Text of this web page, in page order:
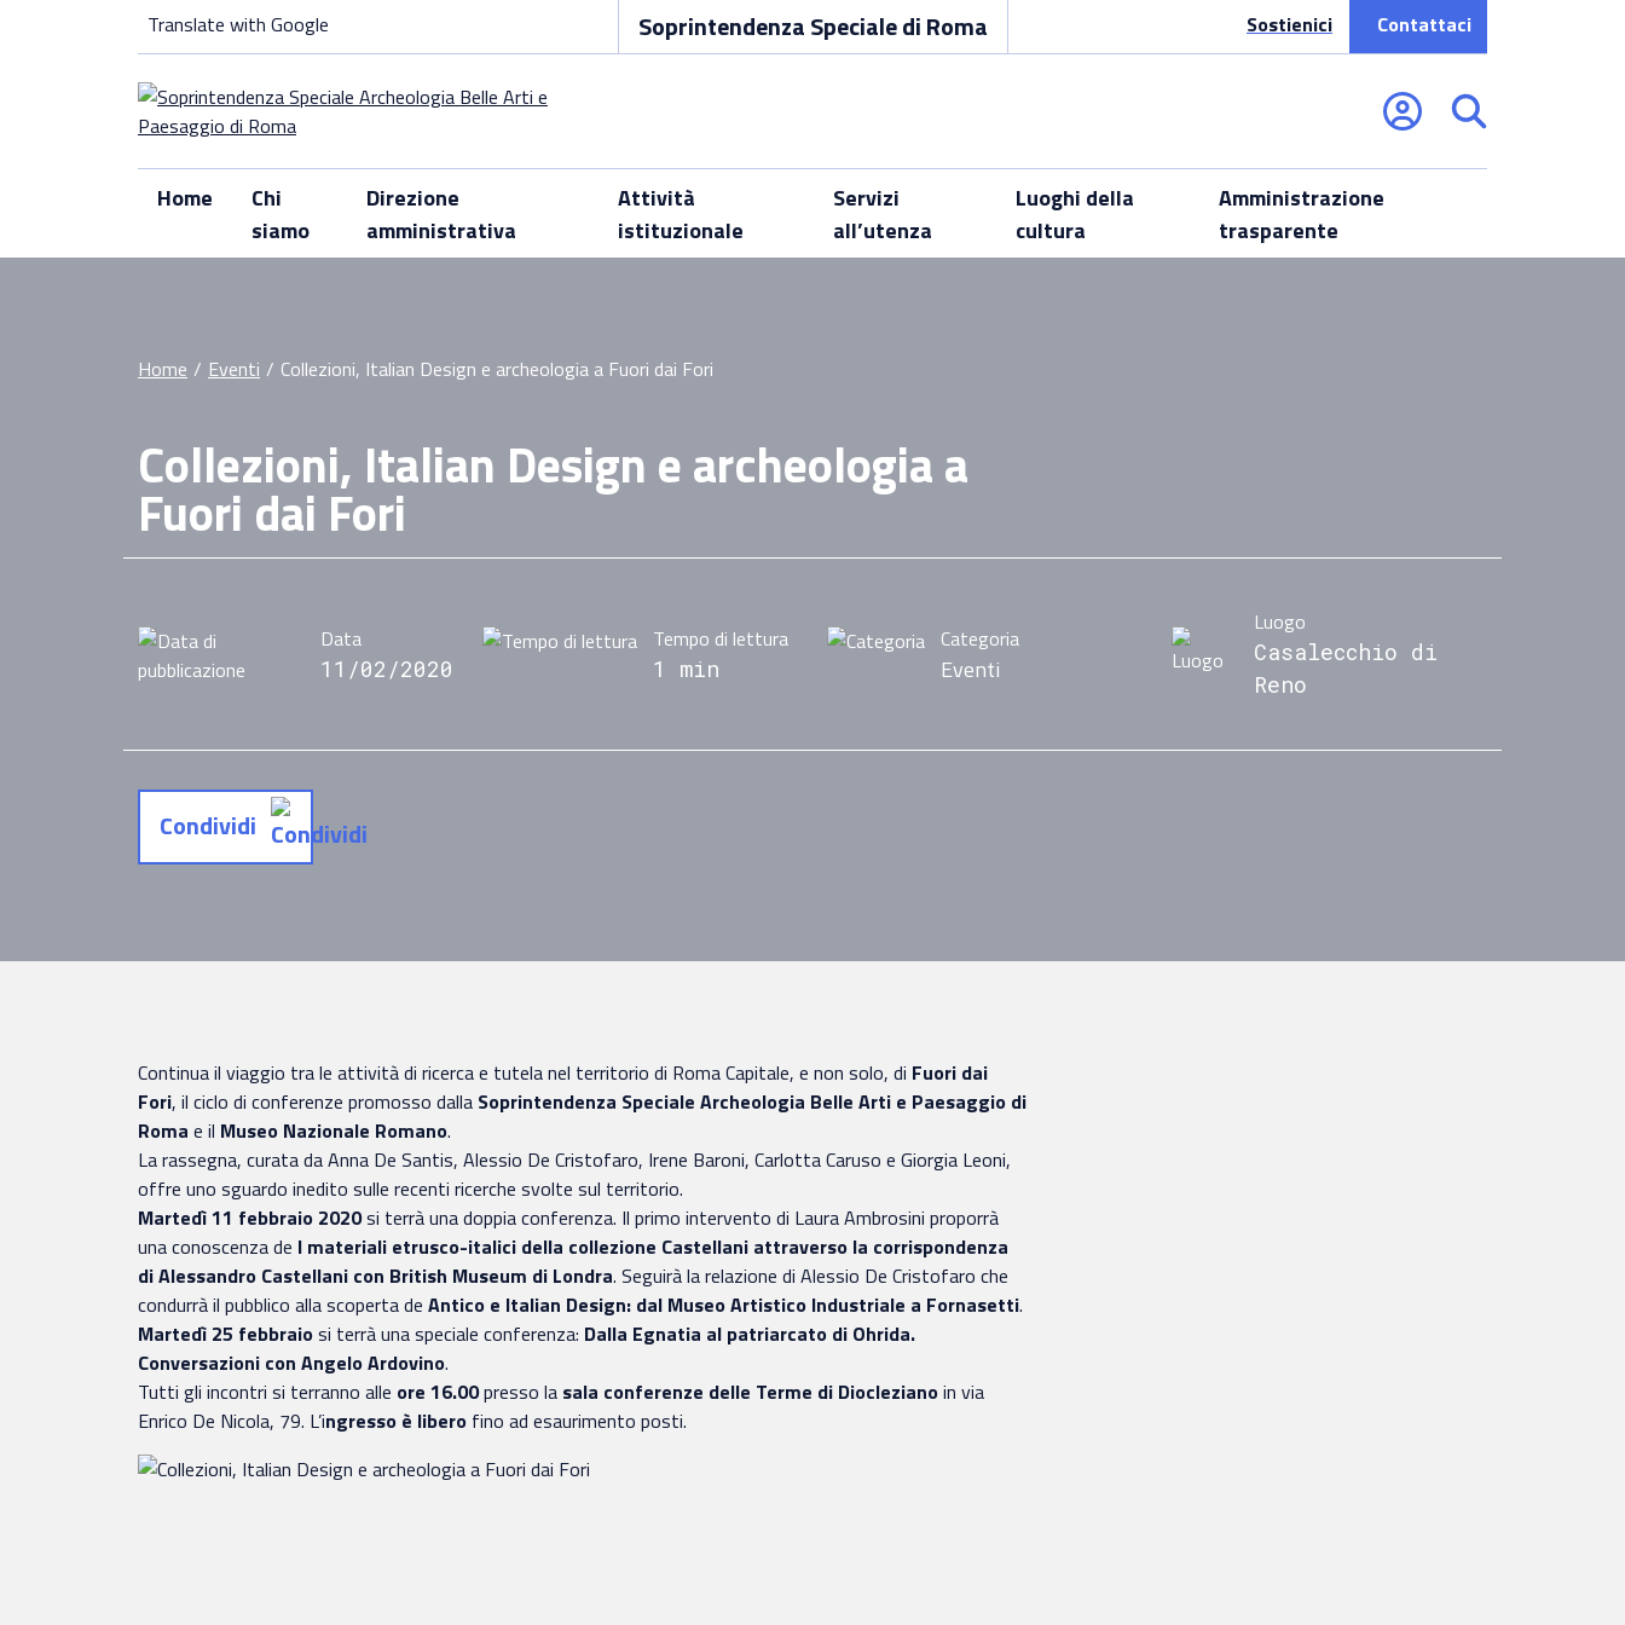
Translate with Google Soprintendenza Speciale di Roma Sostienici Contattaci
Home
Chi
siamo
Direzione
amministrativa
Attività
istituzionale
Servizi
all’utenza
Luoghi della
cultura
Amministrazione
trasparente
Home / Eventi / Collezioni, Italian Design e archeologia a Fuori dai Fori
Collezioni, Italian Design e archeologia a
Fuori dai Fori
Data
11/02/2020
Tempo di lettura
1 min
Categoria
Eventi
Luogo
Casalecchio di
Reno
Condividi
Continua il viaggio tra le attività di ricerca e tutela nel territorio di Roma Capitale, e non solo, di Fuori dai
Fori, il ciclo di conferenze promosso dalla Soprintendenza Speciale Archeologia Belle Arti e Paesaggio di
Roma e il Museo Nazionale Romano.
La rassegna, curata da Anna De Santis, Alessio De Cristofaro, Irene Baroni, Carlotta Caruso e Giorgia Leoni,
offre uno sguardo inedito sulle recenti ricerche svolte sul territorio.
Martedì 11 febbraio 2020si terrà una doppia conferenza. Il primo intervento di Laura Ambrosini proporrà
una conoscenza de I materiali etrusco-italici della collezione Castellani attraverso la corrispondenza
di Alessandro Castellani con British Museum di Londra. Seguirà la relazione di Alessio De Cristofaro che
condurrà il pubblico alla scoperta de Antico e Italian Design: dal Museo Artistico Industriale a Fornasetti.
Martedì 25 febbraiosi terrà una speciale conferenza: Dalla Egnatia al patriarcato di Ohrida.
Conversazioni con Angelo Ardovino.
Tutti gli incontri si terranno alle ore 16.00presso la sala conferenze delle Terme di Dioclezianoin via
Enrico De Nicola, 79. L’ingresso è libero fino ad esaurimento posti.